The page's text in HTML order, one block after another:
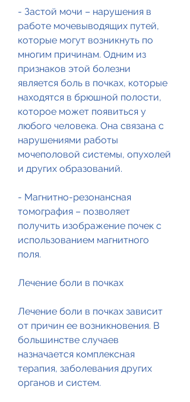
- Застой мочи – нарушения в
работе мочевыводящих путей,
которые могут возникнуть по
многим причинам. Одним из
признаков этой болезни
является боль в почках, которые
находятся в брюшной полости,
которое может появиться у
любого человека. Она связана с
нарушениями работы
мочеполовой системы, опухолей
и других образований.
- Магнитно-резонансная
томография – позволяет
получить изображение почек с
использованием магнитного
поля.
Лечение боли в почках
Лечение боли в почках зависит
от причин ее возникновения. В
большинстве случаев
назначается комплексная
терапия, заболевания других
органов и систем.